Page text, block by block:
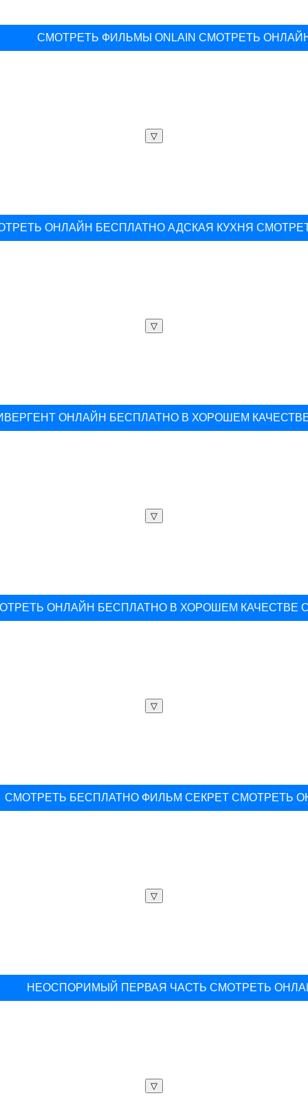
CMOTPETЬ ФИЛЬМЫ ONLAIN СМОТРЕТЬ
▽
ОНЛАЙН БЕСПЛАТНО АДСКАЯ КУХНЯ
▽
ОНЛАЙН БЕСПЛАТНО В ХОРОШЕМ
▽
ОНЛАЙН БЕСПЛАТНО В ХОРОШЕМ КАЧЕСТВЕ
▽
СМОТРЕТЬ БЕСПЛАТНО ФИЛЬМ СЕКРЕТ СМОТРЕТЬ
▽
НЕОСПОРИМЫЙ ПЕРВАЯ ЧАСТЬ СМОТРЕТЬ
▽